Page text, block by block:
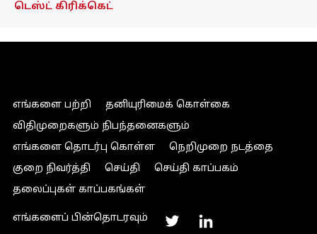
டெஸ்ட் கிரிக்கெட்
எங்களை பற்றி
தனியுரிமைக் கொள்கை
விதிமுறைகளும் நிபந்தனைகளும்
எங்களை தொடர்பு கொள்ள
நெறிமுறை நடத்தை
குறை நிவர்த்தி
செய்தி
செய்தி காப்பகம்
தலைப்புகள் காப்பகங்கள்
எங்களைப் பின்தொடரவும்